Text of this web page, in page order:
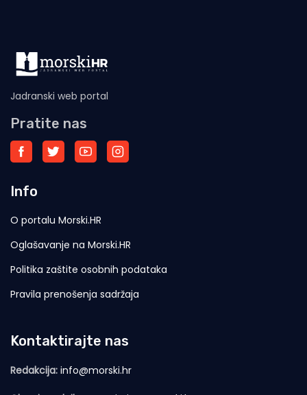
Jadranski web portal
Pratite nas
Info
O portalu Morski.HR
Oglašavanje na Morski.HR
Politika zaštite osobnih podataka
Pravila prenošenja sadržaja
Kontaktirajte nas
Redakcija: info@morski.hr